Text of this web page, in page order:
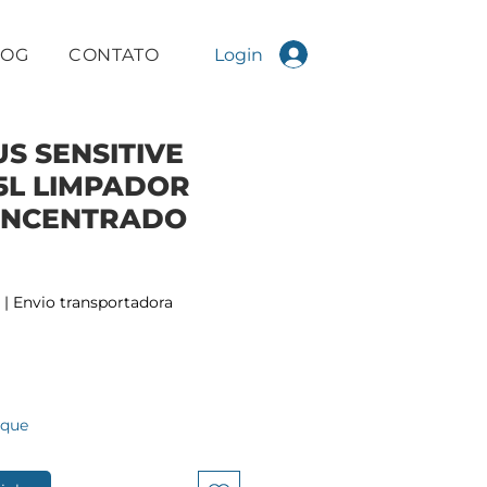
CONTATO Login
SENSITIVE
LIMPADOR
| Envio transportadora